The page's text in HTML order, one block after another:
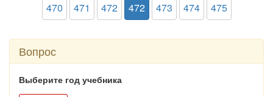
470 471 472 472 473 474 475
Вопрос
Выберите год учебника